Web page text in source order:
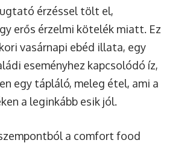
érzéssel tölt el,
erős érzelmi kötelék miatt. Ez
vasárnapi ebéd illata, egy
eseményhez kapcsolódó íz,
egy tápláló, meleg étel, ami a
a leginkább esik jól.
a comfort food